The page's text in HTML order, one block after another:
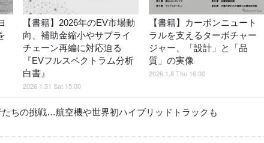
【書籍】2026年のEV市場動
向、補助金縮小やサプライ
チェーン再編に対応迫る
『EVフルスペクトラム分析
白書』
2026.1.31 Sat 15:00
【書籍】カーボンニュート
ラルを支えるターボチャー
ジャー、「設計」と「品
質」の実像
2026.1.8 Thu 16:00
ちの挑戦…航空機や世界初ハイブリッドトラックも